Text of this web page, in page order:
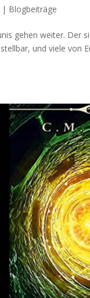
| Blogbeiträge
gehen weiter. Der
und viele von